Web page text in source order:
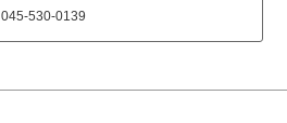
045-530-0139